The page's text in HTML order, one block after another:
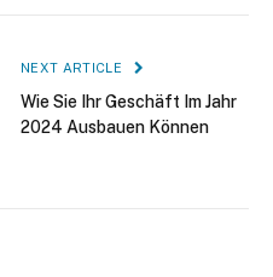
NEXT ARTICLE
Wie Sie Ihr Geschäft Im Jahr
2024 Ausbauen Können